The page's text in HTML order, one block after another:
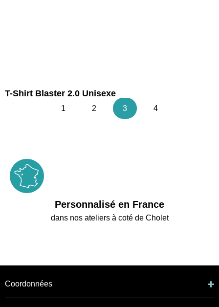
T-Shirt Blaster 2.0 Unisexe
1 2 3 4
Personnalisé en France
dans nos ateliers à coté de Cholet
Coordonnées